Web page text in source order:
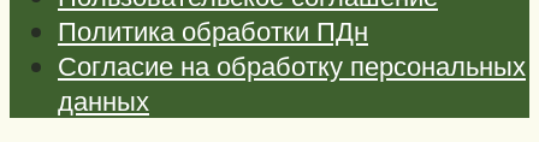
Политика обработки ПДн
Согласие на обработку персональных
данных